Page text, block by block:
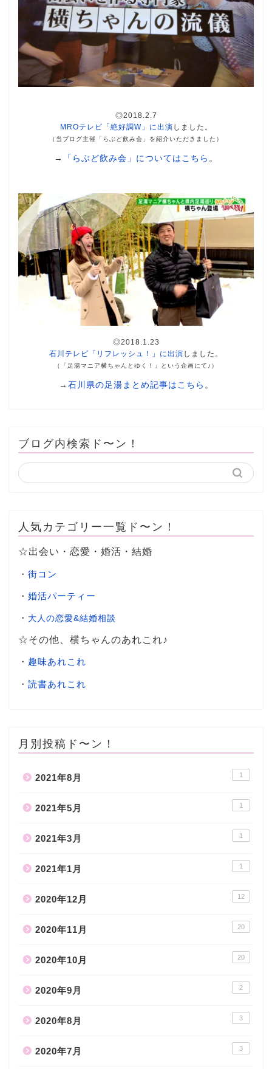
◎2018.2.7
MROテレビ「絶好調W」に出演 しました。
（当ブログ主催「らぶど飲み会」を紹介いただきました）
→ 「らぶど飲み会」についてはこちら 。
◎2018.1.23
石川テレビ「リフレッシュ！」に出演 しました。
（「足湯マニア横ちゃんとゆく！」という企画にて♪）
→ 石川県の足湯まとめ記事はこちら 。
ブログ内検索ド〜ン！
人気カテゴリー一覧ド〜ン！
☆出会い・恋愛・婚活・結婚
・ 街コン
・ 婚活パーティー
・ 大人の恋愛&結婚相談
☆その他、横ちゃんのあれこれ♪
・ 趣味あれこれ
・ 読書あれこれ
月別投稿ド〜ン！
2021年8月 1
2021年5月 1
2021年3月 1
2021年1月 1
2020年12月 12
2020年11月 20
2020年10月 20
2020年9月 2
2020年8月 3
2020年7月 3